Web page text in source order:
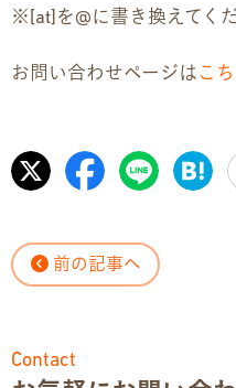
※[at]を@に書き換えてくだ
お問い合わせページは こ
前の記事へ
Contact